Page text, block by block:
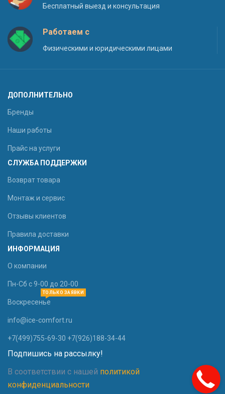
Бесплатный выезд и консультация
Работаем с
Физическими и юридическими лицами
ДОПОЛНИТЕЛЬНО
Бренды
Наши работы
Прайс на услуги
СЛУЖБА ПОДДЕРЖКИ
Возврат товара
Монтаж и сервис
Отзывы клиентов
Правила доставки
ИНФОРМАЦИЯ
О компании
Пн-Сб с 9-00 до 20-00
Воскресенье
ТОЛЬКО ЗАЯВКИ
info@ice-comfort.ru
+7(499)755-69-30 +7(926)188-34-44
Подпишись на рассылку!
В соответствии с нашей политикой
конфиденциальности